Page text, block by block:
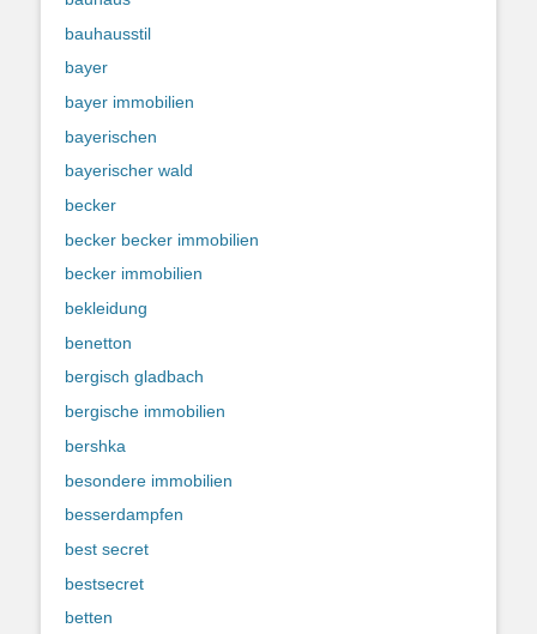
bauhausstil
bayer
bayer immobilien
bayerischen
bayerischer wald
becker
becker becker immobilien
becker immobilien
bekleidung
benetton
bergisch gladbach
bergische immobilien
bershka
besondere immobilien
besserdampfen
best secret
bestsecret
betten